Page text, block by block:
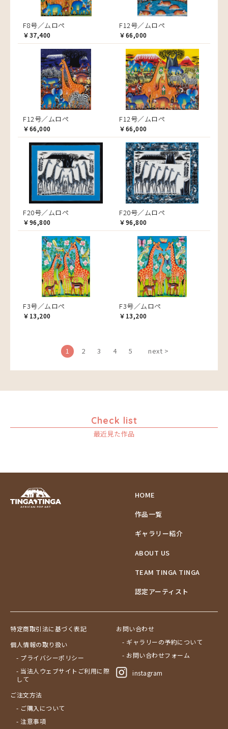
F8号／ムロペ
￥37,400
F12号／ムロペ
￥66,000
F12号／ムロペ
￥66,000
F12号／ムロペ
￥66,000
F20号／ムロペ
￥96,800
F20号／ムロペ
￥96,800
F3号／ムロペ
￥13,200
F3号／ムロペ
￥13,200
1 2 3 4 5 next >
Check list
最近見た作品
HOME
作品一覧
ギャラリー紹介
ABOUT US
TEAM TINGA TINGA
認定アーティスト
特定商取引法に基づく表記
個人情報の取り扱い
- プライバシーポリシー
- 当法人ウェブサイトご利用に際
して
ご注文方法
- ご購入について
- 注意事項
お問い合わせ
- ギャラリーの予約について
- お問い合わせフォーム
instagram